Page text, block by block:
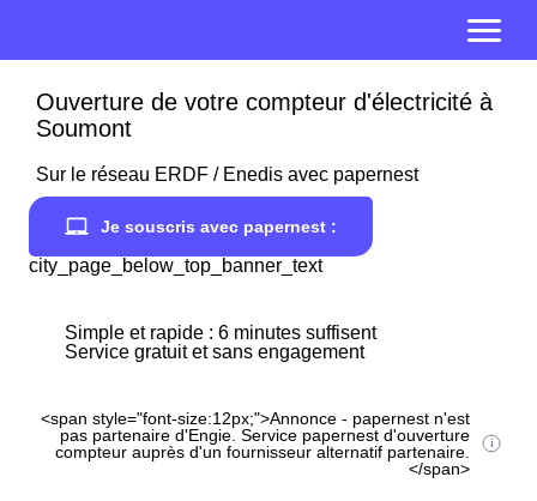
Ouverture de votre compteur d'électricité à
Soumont
Sur le réseau ERDF / Enedis avec papernest
Je souscris avec papernest :
city_page_below_top_banner_text
Simple et rapide : 6 minutes suffisent
Service gratuit et sans engagement
<span style="font-size:12px;">Annonce - papernest n'est
pas partenaire d'Engie. Service papernest d'ouverture
compteur auprès d'un fournisseur alternatif partenaire.
</span>